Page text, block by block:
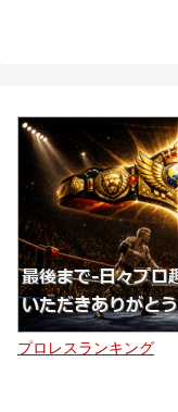
プロレスランキング